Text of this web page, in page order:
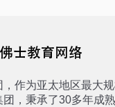
作为亚太地区最大
，秉承了30多年成